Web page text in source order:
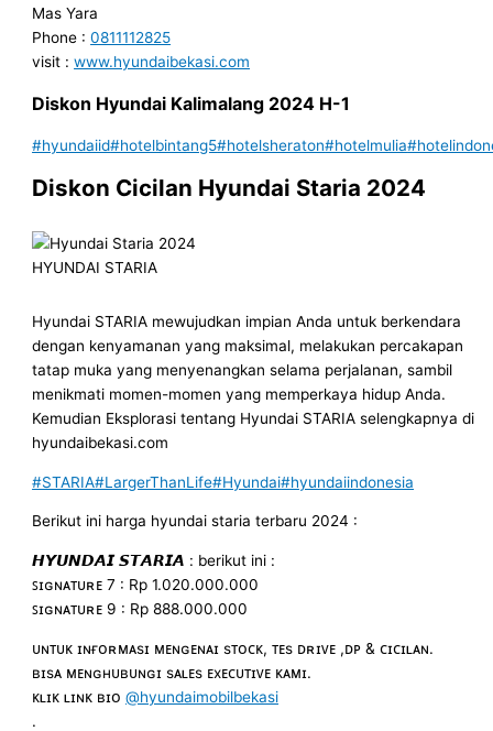
Mas Yara
Phone :0811112825
visit :www.hyundaibekasi.com
Diskon Hyundai Kalimalang 2024 H-1
#hyundaiid#hotelbintang5#hotelsheraton#hotelmulia
Diskon Cicilan Hyundai Staria 2024
HYUNDAI STARIA
Hyundai STARIA mewujudkan impian Anda untuk berkendara
dengan kenyamanan yang maksimal, melakukan percakapan
tatap muka yang menyenangkan selama perjalanan, sambil
menikmati momen-momen yang memperkaya hidup Anda.
Kemudian Eksplorasi tentang Hyundai STARIA selengkapnya di
hyundaibekasi.com
#STARIA#LargerThanLife#Hyundai#hyundaiindonesia
Berikut ini harga hyundai staria terbaru 2024 :
𝙃𝙔𝙐𝙉𝘿𝘼𝙄 𝙎𝙏𝘼𝙍𝙄𝘼 : berikut ini :
ꜱɪɢɴᴀᴛᴜʀᴇ 7 : Rp 1.020.000.000
ꜱɪɢɴᴀᴛᴜʀᴇ 9 : Rp 888.000.000
ᴜɴᴛᴜᴋ ɪɴғᴏʀᴍᴀsɪ ᴍᴇɴɢᴇɴᴀɪ sᴛᴏᴄᴋ, ᴛᴇs ᴅʀɪᴠᴇ ,ᴅᴘ & ᴄɪᴄɪʟᴀɴ.
ʙɪsᴀ ᴍᴇɴɢʜᴜʙᴜɴɢɪ sᴀʟᴇs ᴇxᴇᴄᴜᴛɪᴠᴇ ᴋᴀᴍɪ.
ᴋʟɪᴋ ʟɪɴᴋ ʙɪᴏ@hyundaimobilbekasi
.